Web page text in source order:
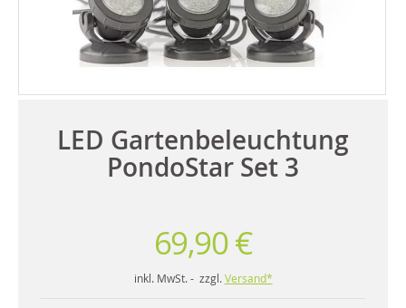
LED Gartenbeleuchtung
PondoStar Set 3
69,90 €
inkl. MwSt. - zzgl. Versand*